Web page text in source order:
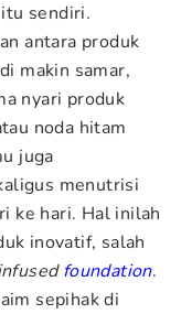
sendiri.
antara produk
makin samar,
nyari produk
noda hitam
juga
menutrisi
ke hari. Hal inilah
inovatif, salah
foundation.
sepihak di